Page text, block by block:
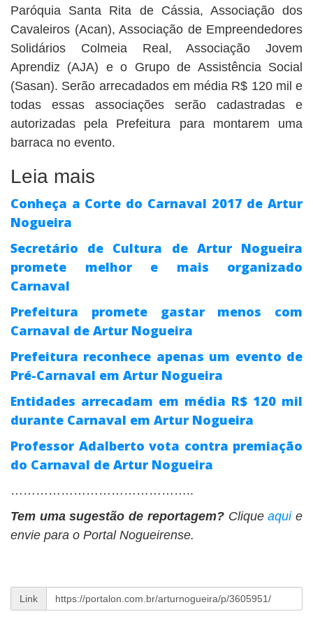
Paróquia Santa Rita de Cássia, Associação dos
Cavaleiros (Acan), Associação de Empreendedores
Solidários Colmeia Real, Associação Jovem
Aprendiz (AJA) e o Grupo de Assistência Social
(Sasan). Serão arrecadados em média R$ 120 mil e
todas essas associações serão cadastradas e
autorizadas pela Prefeitura para montarem uma
barraca no evento.
Leia mais
Conheça a Corte do Carnaval 2017 de Artur
Nogueira
Secretário de Cultura de Artur Nogueira
promete melhor e mais organizado
Carnaval
Prefeitura promete gastar menos com
Carnaval de Artur Nogueira
Prefeitura reconhece apenas um evento de
Pré-Carnaval em Artur Nogueira
Entidades arrecadam em média R$ 120 mil
durante Carnaval em Artur Nogueira
Professor Adalberto vota contra premiação
do Carnaval de Artur Nogueira
……………………………………..
Tem uma sugestão de reportagem?Cliqueaquie
envie para o Portal Nogueirense.
Link